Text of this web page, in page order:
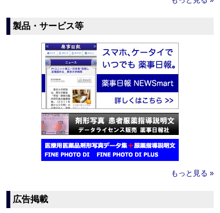
製品・サービス等
もっと見る »
広告掲載